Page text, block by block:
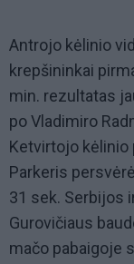
Antrojo kėlinio
krepšininkai
min. rezultatas
po Vladimiro
Ketvirtojo kėlinio
Parkeris
31 sek. Serbijos
Gurovičiaus
mačo pabaigoje